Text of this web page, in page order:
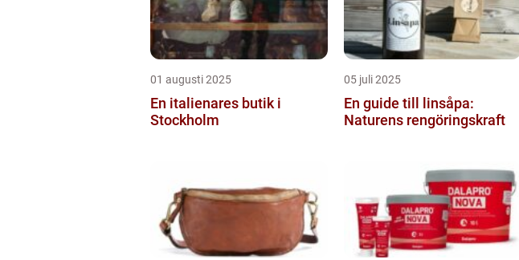
01 augusti 2025
En italienares butik i
Stockholm
05 juli 2025
En guide till linsåpa:
Naturens rengöringskraft